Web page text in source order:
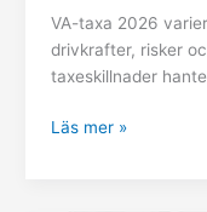
VA-taxa 2026
drivkrafter, risker
taxeskillnader
Läs mer »